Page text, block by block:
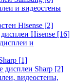
и видеостены
Hisense [2]
Hisense [16]
и
[1]
дисплеи Sharp [2]
видеостены,